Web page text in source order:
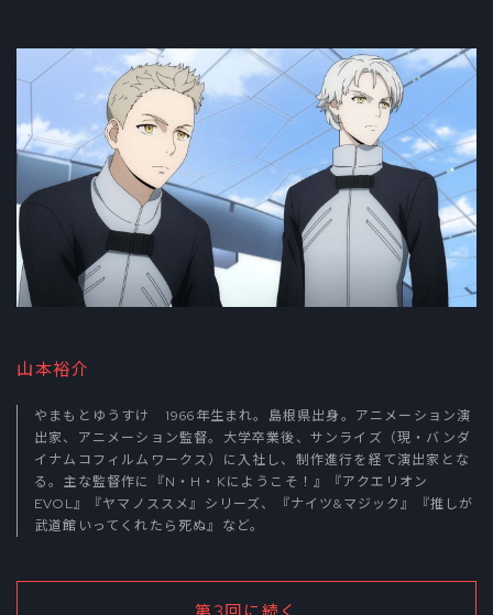
山本裕介
やまもとゆうすけ 1966年生まれ。島根県出身。アニメーション演
出家、アニメーション監督。大学卒業後、サンライズ（現・バンダ
イナムコフィルムワークス）に入社し、制作進行を経て演出家とな
る。主な監督作に『N・H・Kにようこそ！』『アクエリオン
EVOL』『ヤマノススメ』シリーズ、『ナイツ&マジック』『推しが
武道館いってくれたら死ぬ』など。